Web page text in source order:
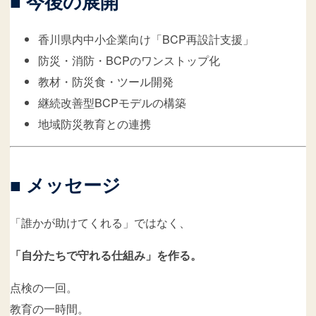
香川県内中小企業向け「BCP再設計支援」
防災・消防・BCPのワンストップ化
教材・防災食・ツール開発
継続改善型BCPモデルの構築
地域防災教育との連携
■ メッセージ
「誰かが助けてくれる」ではなく、
「自分たちで守れる仕組み」を作る。
点検の一回。
教育の一時間。